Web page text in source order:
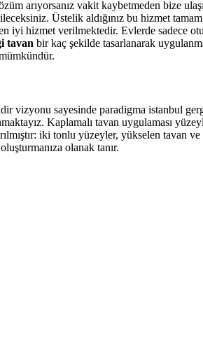
arıyorsanız vakit kaybetmeden bize
Üstelik aldığınız bu hizmet
iyi hizmet verilmektedir. Evlerde sadece
tavan bir kaç şekilde tasarlanarak
vizyonu sayesinde paradigma istanbul
Kaplamalı tavan uygulaması
iki tonlu yüzeyler, yükselen tavan
olanak tanır.